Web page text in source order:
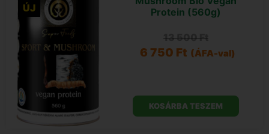
ÚJ
Protein (560g)
13 500Ft
6 750 Ft (ÁFA-val)
KOSÁRBA TESZEM